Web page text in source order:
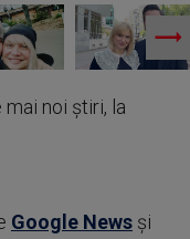
noi știri, la
Google News şi